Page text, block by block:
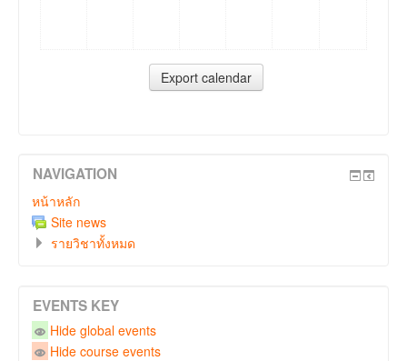
NAVIGATION
หน้าหลัก
Site news
รายวิชาทั้งหมด
EVENTS KEY
Hide global events
Hide course events